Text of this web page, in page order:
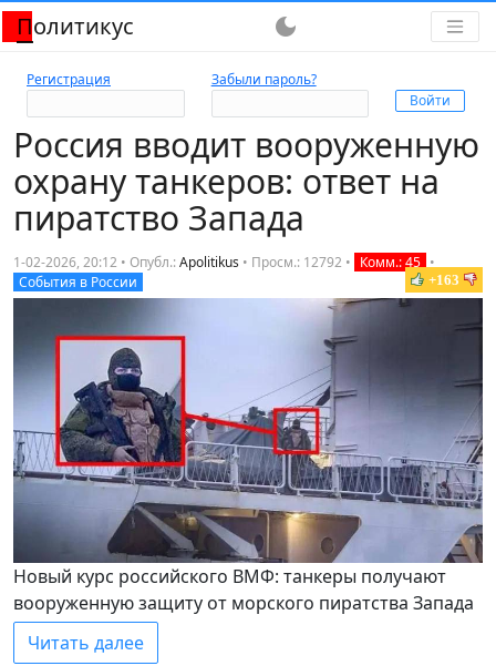
Политикус dark_mode
Регистрация Забыли пароль?
Россия вводит вооруженную
охрану танкеров: ответ на
пиратство Запада
1-02-2026, 20:12 • Опубл.:Apolitikus • Просм.: 12792 • Комм.: 45 •
События в России
+163
Новый курс российского ВМФ: танкеры получают
вооруженную защиту от морского пиратства Запада
Читать далее